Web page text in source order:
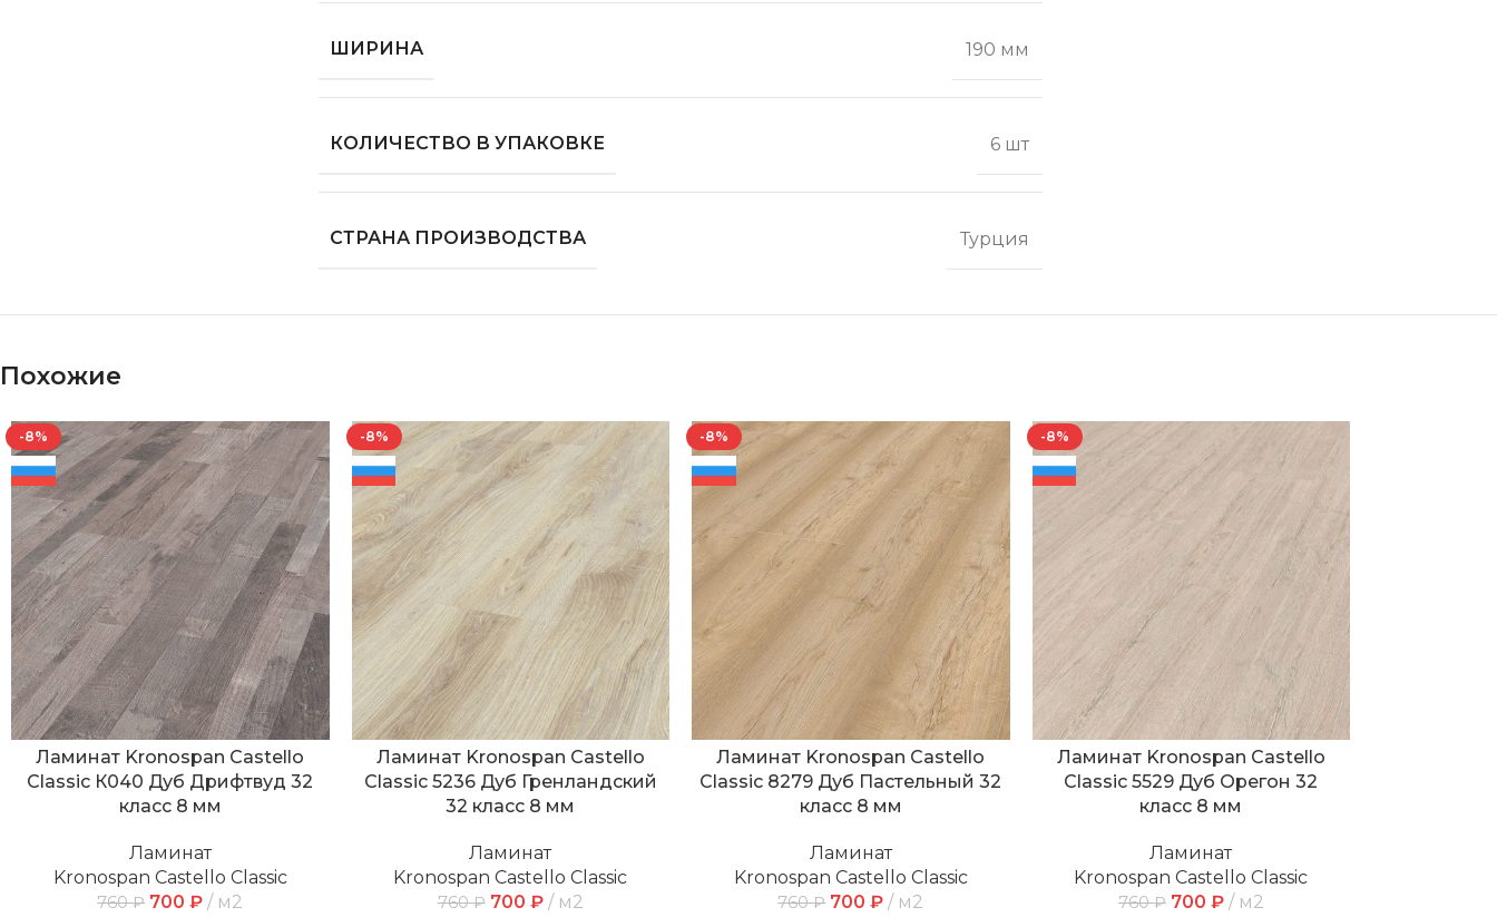
ШИРИНА 190 мм
КОЛИЧЕСТВО В УПАКОВКЕ 6 шт
СТРАНА ПРОИЗВОДСТВА Турция
Похожие
-8%
Ламинат Kronospan Castello
Classic К040 Дуб Дрифтвуд 32
класс 8 мм
Ламинат
Kronospan Castello Classic
760₽ 700₽
м2
-8%
Ламинат Kronospan Castello
Classic 5236 Дуб Гренландский
32 класс 8 мм
Ламинат
Kronospan Castello Classic
760₽ 700 ₽
м2
-8%
Ламинат Kronospan Castello
Classic 8279 Дуб Пастельный 32
класс 8 мм
Ламинат
Kronospan Castello Classic
760₽ 700₽
м2
-8%
Ламинат Kronospan Castello
Classic 5529 Дуб Орегон 32
класс 8 мм
Ламинат
Kronospan Castello Classic
760₽ 700 ₽
м2